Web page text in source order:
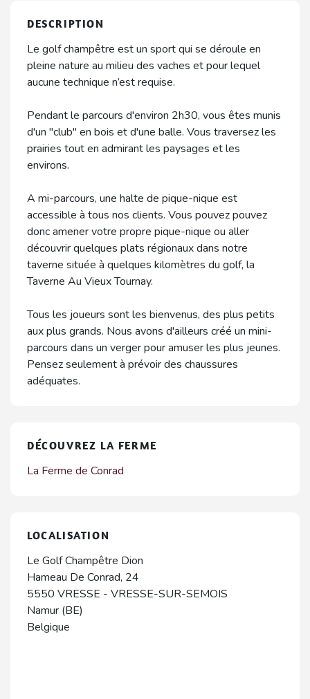
DESCRIPTION
Le golf champêtre est un sport qui se déroule en
pleine nature au milieu des vaches et pour lequel
aucune technique n’est requise.
Pendant le parcours d'environ 2h30, vous êtes munis
d'un "club" en bois et d'une balle. Vous traversez les
prairies tout en admirant les paysages et les
environs.
A mi-parcours, une halte de pique-nique est
accessible à tous nos clients. Vous pouvez pouvez
donc amener votre propre pique-nique ou aller
découvrir quelques plats régionaux dans notre
taverne située à quelques kilomètres du golf, la
Taverne Au Vieux Tournay.
Tous les joueurs sont les bienvenus, des plus petits
aux plus grands. Nous avons d'ailleurs créé un mini-
parcours dans un verger pour amuser les plus jeunes.
Pensez seulement à prévoir des chaussures
adéquates.
DÉCOUVREZ LA FERME
La Ferme de Conrad
LOCALISATION
Le Golf Champêtre Dion
Hameau De Conrad, 24
5550 VRESSE - VRESSE-SUR-SEMOIS
Namur (BE)
Belgique